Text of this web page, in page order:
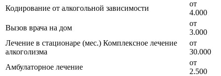
Кодирование от алкогольной зависимости
от
4.000
Вызов врача на дом
от
3.000
Лечение в стационаре (мес.) Комплексное лечение
алкоголизма
от
30.000
Амбулаторное лечение
от
2.500